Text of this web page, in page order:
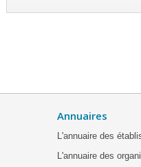
Annuaires
L'annuaire des
L'annuaire des